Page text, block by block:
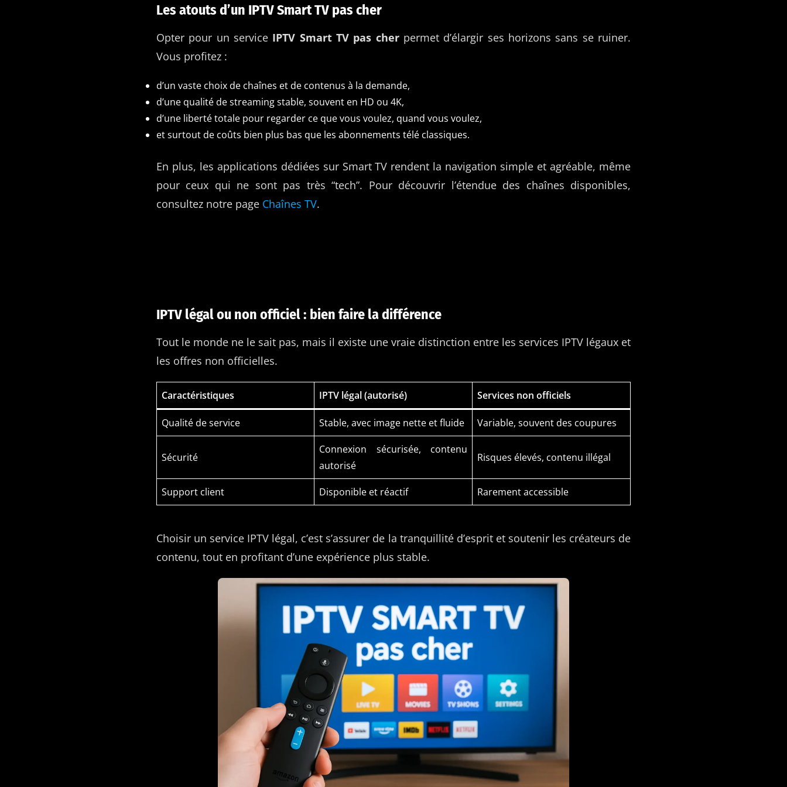
Les atouts d’un IPTV Smart TV pas cher
Opter pour un service IPTV Smart TV pas cherpermet d’élargir ses horizons sans se ruiner.
Vous profitez :
d’un vaste choix de chaînes et de contenus à la demande,
d’une qualité de streaming stable, souvent en HD ou 4K,
d’une liberté totale pour regarder ce que vous voulez, quand vous voulez,
et surtout de coûts bien plus bas que les abonnements télé classiques.
En plus, les applications dédiées sur Smart TV rendent la navigation simple et agréable, même
pour ceux qui ne sont pas très “tech”. Pour découvrir l’étendue des chaînes disponibles,
consultez notre page Chaînes TV.
IPTV légal ou non officiel : bien faire la différence
Tout le monde ne le sait pas, mais il existe une vraie distinction entre les services IPTV légaux et
les offres non officielles.
Caractéristiques IPTV légal (autorisé) Services non officiels
Qualité de service Stable, avec image nette et fluide Variable, souvent des coupures
Sécurité
Connexion sécurisée, contenu
autorisé
Risques élevés, contenu illégal
Support client Disponible et réactif Rarement accessible
Choisir un service IPTV légal, c’est s’assurer de la tranquillité d’esprit et soutenir les créateurs de
contenu, tout en profitant d’une expérience plus stable.